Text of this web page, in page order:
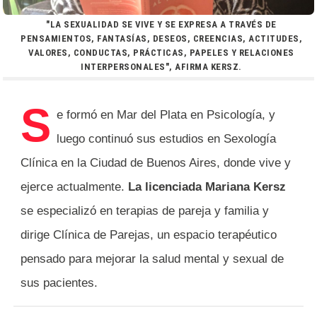
"LA SEXUALIDAD SE VIVE Y SE EXPRESA A TRAVÉS DE
PENSAMIENTOS, FANTASÍAS, DESEOS, CREENCIAS, ACTITUDES,
VALORES, CONDUCTAS, PRÁCTICAS, PAPELES Y RELACIONES
INTERPERSONALES", AFIRMA KERSZ.
S e formó en Mar del Plata en Psicología, y
luego continuó sus estudios en Sexología
Clínica en la Ciudad de Buenos Aires, donde vive y
ejerce actualmente. La licenciada Mariana Kersz
se especializó en terapias de pareja y familia y
dirige Clínica de Parejas, un espacio terapéutico
pensado para mejorar la salud mental y sexual de
sus pacientes.